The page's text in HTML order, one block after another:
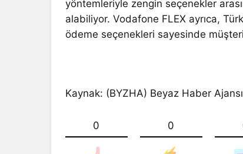
yöntemleriyle zengin seçenekler
alabiliyor. Vodafone FLEX ayrıca,
ödeme seçenekleri sayesinde
Kaynak: (BYZHA) Beyaz Haber Ajansı
0 0